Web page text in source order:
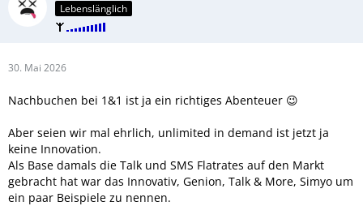
Lebenslänglich
30. Mai 2026
Nachbuchen bei 1&1 ist ja ein richtiges Abenteuer 😉
Aber seien wir mal ehrlich, unlimited in demand ist jetzt ja
keine Innovation.
Als Base damals die Talk und SMS Flatrates auf den Markt
gebracht hat war das Innovativ, Genion, Talk & More, Simyo um
ein paar Beispiele zu nennen.